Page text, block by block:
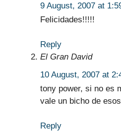
9 August, 2007 at
Felicidades!!!!!
Reply
El Gran David
10 August, 2007 at
tony power, si no es
vale un bicho de
Reply